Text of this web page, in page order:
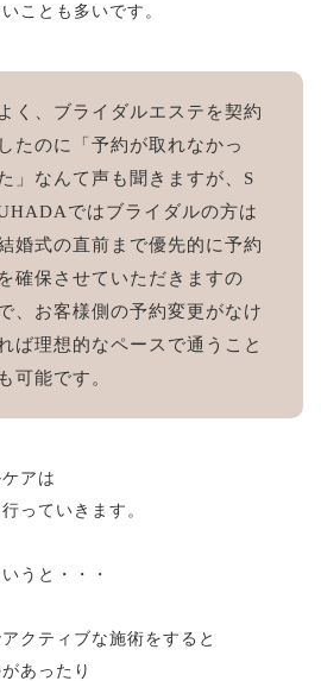
ことも多いです。
よく、ブライダルエステを契約
したのに「予約が取れなかっ
」なんて声も聞きますが、S
ではブライダルの方は
婚式の直前まで優先的に予約
を確保させていただきますの
、お客様側の予約変更がなけ
ば理想的なペースで通うこと
も可能です。
アは
っていきます。
うと・・・
クティブな施術をすると
あったり